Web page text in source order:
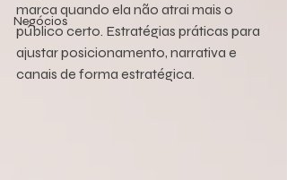
Negócios
marca quando ela não atrai mais o
público certo. Estratégias práticas para
ajustar posicionamento, narrativa e
canais de forma estratégica.